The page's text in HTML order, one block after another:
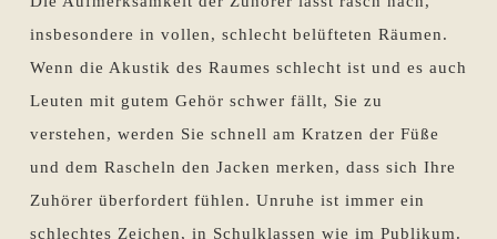
insbesondere in vollen, schlecht belüfteten Räumen.
Wenn die Akustik des Raumes schlecht ist und es auch
Leuten mit gutem Gehör schwer fällt, Sie zu
verstehen, werden Sie schnell am Kratzen der Füße
und dem Rascheln den Jacken merken, dass sich Ihre
Zuhörer überfordert fühlen. Unruhe ist immer ein
schlechtes Zeichen, in Schulklassen wie im Publikum.